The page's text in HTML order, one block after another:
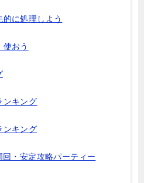
に処理しよう
おう
ンキング
ンキング
・安定攻略パーティー